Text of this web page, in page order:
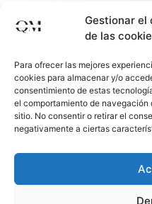
Gestionar el
de las
Para ofrecer las mejores
cookies para almacenar y/o
consentimiento de estas
el comportamiento de
sitio. No consentir o retirar el
negativamente a ciertas
Una vez llegados a este
para crear una tienda
importantes a la hora de
tener más posibilidades